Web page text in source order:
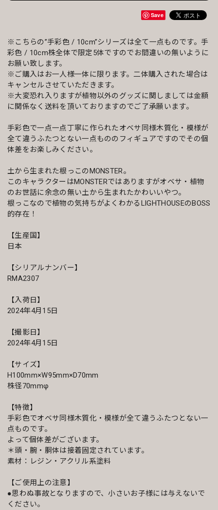
Save
※こちらの”手彩色 / 10cm”シリーズは全て一点ものです。手
彩色 / 10cm株全体で限定5体ですのでお間違いの無いように
お願い致します。
※ご購入はお一人様一体に限ります。二体購入された場合は
キャンセルさせていただきます。
※大変恐れ入りますが植物以外のグッズに関しましては金額
に関係なく送料を頂いておりますのでご了承願います。
手彩色で一点一点丁寧に作られたオベサ同様木質化・模様が
全て違うふたつとない一点もののフィギュアですのでその個
体差をお楽しみください。
土から生まれた根っこのMONSTER。
このキャラクターはMONSTERではありますがオベサ・植物
のお世話に余念の無い土から生まれたかわいいやつ。
根っこなので植物の気持ちがよくわかるLIGHTHOUSEのBOSS
的存在！
【生産国】
日本
【シリアルナンバー】
RMA2307
【入荷日】
2024年4月15日
【撮影日】
2024年4月15日
【サイズ】
H100mm×W95mm×D70mm
株径70mmφ
【特徴】
手彩色でオベサ同様木質化・模様が全て違うふたつとない一
点ものです。
よって個体差がございます。
＊頭・腕・胴体は接着固定されています。
素材：レジン・アクリル系塗料
【ご使用上の注意】
●思わぬ事故となりますので、小さいお子様には与えないで
ください。